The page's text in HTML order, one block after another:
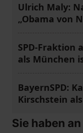
Ulrich Maly:
„Obama von
SPD-Fraktion
als München
BayernSPD:
Kirschstein
Sie haben